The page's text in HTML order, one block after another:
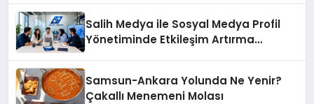
Salih Medya ile Sosyal Medya Profil
Yönetiminde Etkileşim Artırma
Samsun-Ankara Yolunda Ne Yenir?
Çakallı Menemeni Molası